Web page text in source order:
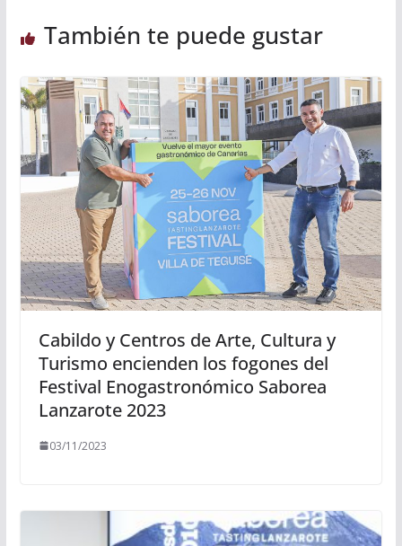
También te puede gustar
Cabildo y Centros de Arte, Cultura y
Turismo encienden los fogones del
Festival Enogastronómico Saborea
Lanzarote 2023
03/11/2023